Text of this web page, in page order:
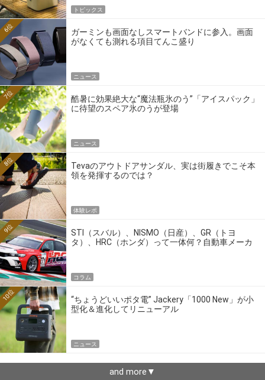
トピックス
ガーミンも画面なしスマートバンドに参入。画面
がなくても測れる項目てんこ盛り
6位
ニュース
酷暑に効果絶大な“魔法瓶氷のう”「アイスパック」
に待望のスペア氷のうが登場
7位
ニュース
Tevaのアウトドアサンダル、実は街履きでこそ本
領を発揮するのでは？
8位
体験レポ
STI（スバル）、NISMO（日産）、GR（トヨ
タ）、HRC（ホンダ）って一体何？自動車メーカ
9位
コラム
“ちょうどいいポタ電” Jackery「1000 New」が小
型化＆進化してリニューアル
10位
ニュース
and more▼